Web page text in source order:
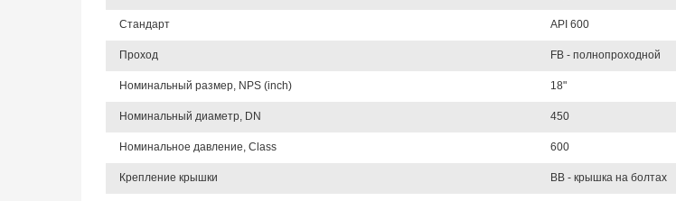
Стандарт API 600
Проход FB - полнопроходной
Номинальный размер, NPS (inch) 18"
Номинальный диаметр, DN 450
Номинальное давление, Class 600
Крепление крышки BB - крышка на болтах